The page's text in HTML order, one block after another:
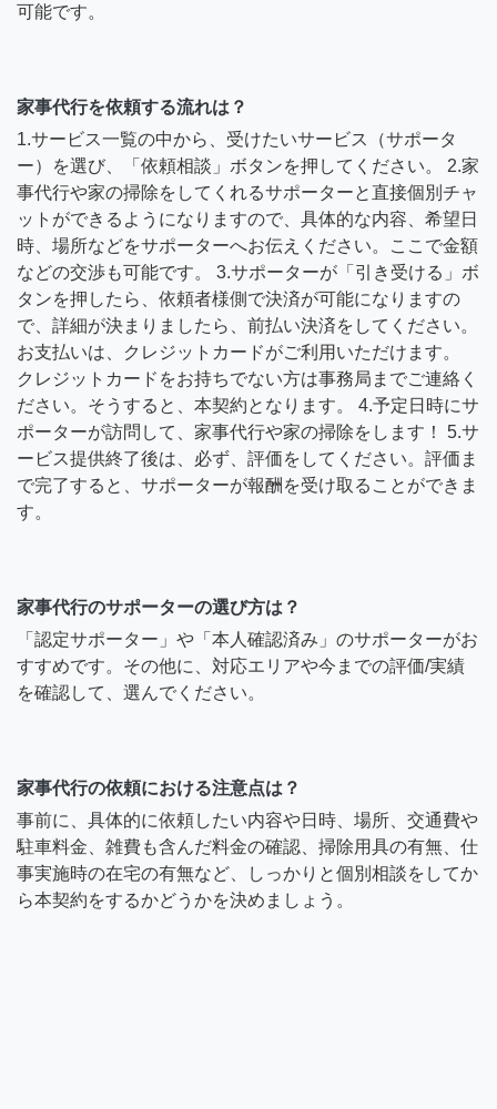
可能です。
家事代行を依頼する流れは？
1.サービス一覧の中から、受けたいサービス（サポータ
ー）を選び、「依頼相談」ボタンを押してください。 2.家
事代行や家の掃除をしてくれるサポーターと直接個別チャ
ットができるようになりますので、具体的な内容、希望日
時、場所などをサポーターへお伝えください。ここで金額
などの交渉も可能です。 3.サポーターが「引き受ける」ボ
タンを押したら、依頼者様側で決済が可能になりますの
で、詳細が決まりましたら、前払い決済をしてください。
お支払いは、クレジットカードがご利用いただけます。
クレジットカードをお持ちでない方は事務局までご連絡く
ださい。そうすると、本契約となります。 4.予定日時にサ
ポーターが訪問して、家事代行や家の掃除をします！ 5.サ
ービス提供終了後は、必ず、評価をしてください。評価ま
で完了すると、サポーターが報酬を受け取ることができま
す。
家事代行のサポーターの選び方は？
「認定サポーター」や「本人確認済み」のサポーターがお
すすめです。その他に、対応エリアや今までの評価/実績
を確認して、選んでください。
家事代行の依頼における注意点は？
事前に、具体的に依頼したい内容や日時、場所、交通費や
駐車料金、雑費も含んだ料金の確認、掃除用具の有無、仕
事実施時の在宅の有無など、しっかりと個別相談をしてか
ら本契約をするかどうかを決めましょう。